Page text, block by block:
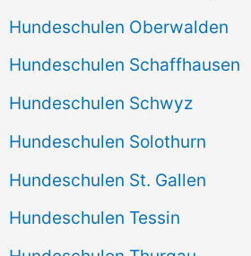
Hundeschulen Oberwalden
Hundeschulen Schaffhausen
Hundeschulen Schwyz
Hundeschulen Solothurn
Hundeschulen St. Gallen
Hundeschulen Tessin